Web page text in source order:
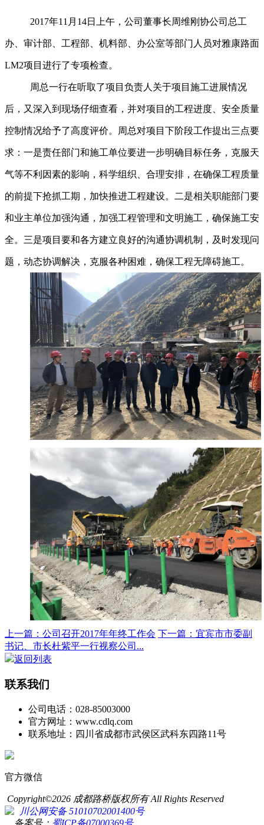
2017年11月14日上午，公司董事长周维刚协公司总工
办、审计部、工程部、机料部、办公室等部门人员对雅康路面
LM2项目进行了专项检查。
周总一行在听取了项目负责人关于项目施工进展情况
后，又深入到现场仔细查看，并对项目的工程进度、安全质量
控制情况给予了高度评价。周总对项目下阶段工作提出三点要
求：一是责任部门和施工单位要进一步明确目标任务，克服天
气等不利因素的影响，科学组织、合理安排，在确保工程质量
的前提下抢抓工期，加快推进工程建设。二是相关职能部门要
和业主单位加强沟通，加强工程管理和文明施工，确保施工安
全。三是项目要和各方建立良好的沟通协调机制，及时发现问
题，动态协调解决，克服各种困难，确保工程无障碍施工。
上一篇：公司召开2017年年终工作会 下一篇：宜宾市市委副
书记、市长杜紫平一行视察公司...
返回列表
联系我们
公司电话：028-85003000
官方网址：www.cdlq.com
联系地址：四川省成都市武侯区武科东四路11号
官方微信
Copyright©2026 成都路桥版权所有 All Rights Reserved
川公网安备 51010702001400号
备案号： 蜀ICP备07000369号